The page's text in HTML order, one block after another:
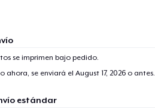
se imprimen bajo pedido.
ahora, se enviará el August 17, 2026o antes.
estándar